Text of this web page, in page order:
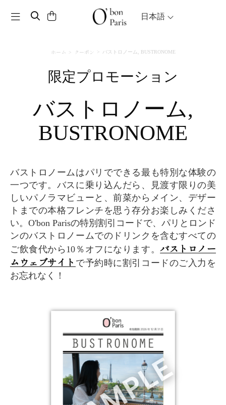
Toggle navigation 日本語
ホーム クーポン バストロノーム, BUSTRONOME
限定プロモーション
バストロノーム,
BUSTRONOME
バストロノームはパリでできる最も特別な体験の
一つです。バスに乗り込んだら、見渡す限りの美
しいパノラマビューと、前菜からメイン、デザー
トまでの本格フレンチを思う存分お楽しみくださ
い。O'bon Parisの特別割引コードで、パリとロンド
ンのバストロノームでのドリンクを含むすべての
ご飲食代から10％オフになります。バストロノー
ムウェブサイト で予約時に割引コードのご入力を
お忘れなく！